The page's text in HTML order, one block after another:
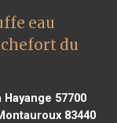
eau
du
57700
83440